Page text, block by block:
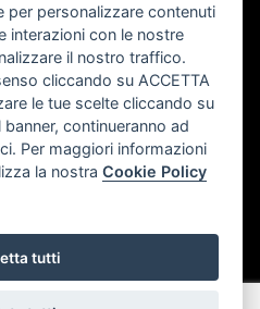
per personalizzare contenuti
interazioni con le nostre
il nostro traffico.
cliccando su ACCETTA
le tue scelte cliccando su
banner, continueranno ad
Per maggiori informazioni
la nostraCookie Policy
tutti